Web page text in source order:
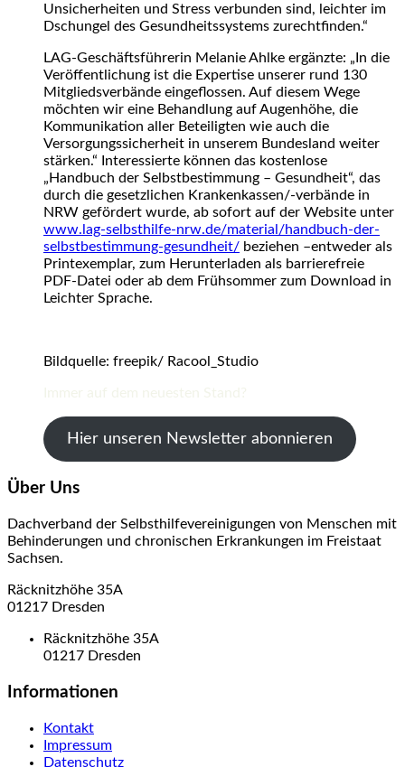
Unsicherheiten und Stress verbunden sind, leichter im
Dschungel des Gesundheitssystems zurechtfinden.“
LAG-Geschäftsführerin Melanie Ahlke ergänzte: „In die
Veröffentlichung ist die Expertise unserer rund 130
Mitgliedsverbände eingeflossen. Auf diesem Wege
möchten wir eine Behandlung auf Augenhöhe, die
Kommunikation aller Beteiligten wie auch die
Versorgungssicherheit in unserem Bundesland weiter
stärken.“ Interessierte können das kostenlose
„Handbuch der Selbstbestimmung – Gesundheit“, das
durch die gesetzlichen Krankenkassen/-verbände in
NRW gefördert wurde, ab sofort auf der Website unter
www.lag-selbsthilfe-nrw.de/material/handbuch-der-
selbstbestimmung-gesundheit/ beziehen –entweder als
Printexemplar, zum Herunterladen als barrierefreie
PDF-Datei oder ab dem Frühsommer zum Download in
Leichter Sprache.
Bildquelle: freepik/ Racool_Studio
Hier unseren Newsletter abonnieren
Über Uns
Dachverband der Selbsthilfevereinigungen von Menschen mit
Behinderungen und chronischen Erkrankungen im Freistaat
Sachsen.
Räcknitzhöhe 35A
01217 Dresden
Räcknitzhöhe 35A
01217 Dresden
Informationen
Kontakt
Impressum
Datenschutz